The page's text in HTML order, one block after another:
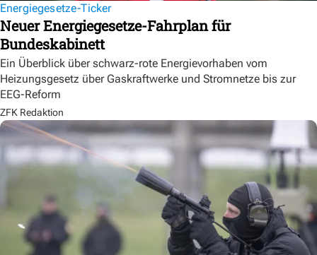
Energiegesetze-Ticker
Neuer Energiegesetze-Fahrplan für
Bundeskabinett
Ein Überblick über schwarz-rote Energievorhaben vom
Heizungsgesetz über Gaskraftwerke und Stromnetze bis zur
EEG-Reform
ZFK Redaktion